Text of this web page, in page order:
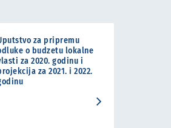
za pripremu
o budzetu lokalne
za 2020. godinu i
za 2021. i 2022.